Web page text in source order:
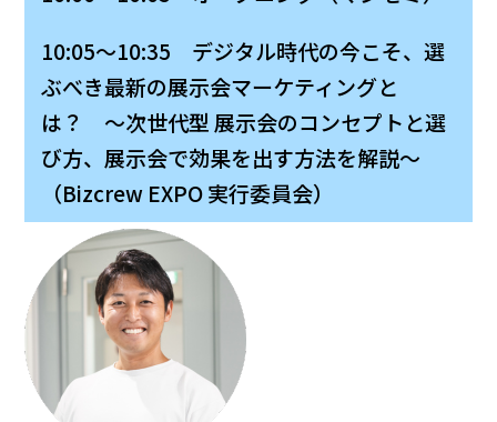
10:05～10:35 デジタル時代の今こそ、選
ぶべき最新の展示会マーケティングと
は？ ～次世代型 展示会のコンセプトと選
び方、展示会で効果を出す方法を解説～
（Bizcrew EXPO 実行委員会）